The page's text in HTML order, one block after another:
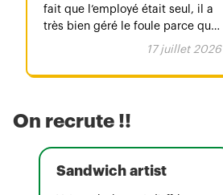
17 juillet 2026
fait que l’employé était seul, il a
très bien géré le foule parce que
je n’étais pas la seule qui avait
bonne humeur et le
On recrute !!
Sandwich artist